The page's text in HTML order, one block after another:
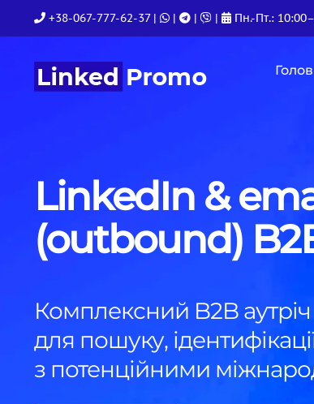
+38-067-777-62-37 | | | | Пн.-Пт.:
LinkedIn &
(outbound)
Комплексний B2B
для пошуку,
з потенційними